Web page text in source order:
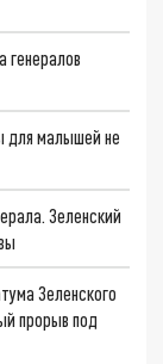
генералов
для малышей не
Зеленский
Зеленского
прорыв под